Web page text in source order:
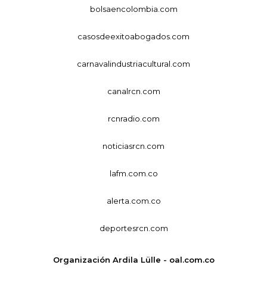
bolsaencolombia.com
casosdeexitoabogados.com
carnavalindustriacultural.com
canalrcn.com
rcnradio.com
noticiasrcn.com
lafm.com.co
alerta.com.co
deportesrcn.com
Organización Ardila Lülle - oal.com.co